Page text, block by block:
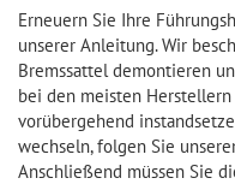
Erneuern Sie Ihre
unserer Anleitung. Wir
Bremssattel demontieren
bei den meisten
vorübergehend
wechseln, folgen Sie
Anschließend müssen Sie